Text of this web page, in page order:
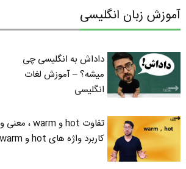
آموزش زبان انگلیسی
داداش به انگلیسی چی
میشه؟ – آموزش لغات
انگلیسی
تفاوت hot و warm ، معنی و
کاربرد واژه های hot و warm